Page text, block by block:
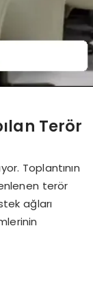
Terör
Toplantının
terör
ağları